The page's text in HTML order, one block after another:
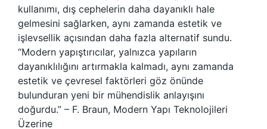
kullanımı, dış cephelerin daha dayanıklı hale
gelmesini sağlarken, aynı zamanda estetik ve
işlevsellik açısından daha fazla alternatif sundu.
“Modern yapıştırıcılar, yalnızca yapıların
dayanıklılığını artırmakla kalmadı, aynı zamanda
estetik ve çevresel faktörleri göz önünde
bulunduran yeni bir mühendislik anlayışını
doğurdu.” – F. Braun, Modern Yapı Teknolojileri
Üzerine